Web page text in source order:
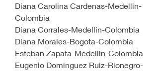
Diana Carolina Cardenas-Medellin-
Colombia
Diana Corrales-Medellin-Colombia
Diana Morales-Bogota-Colombia
Esteban Zapata-Medellin-Colombia
Eugenio Dominguez Ruiz-Rionegro-